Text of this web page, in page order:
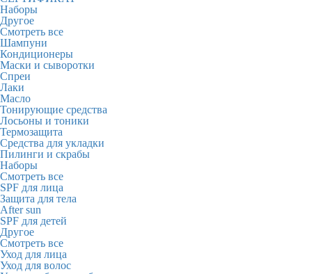
Наборы
Другое
Смотреть все
Шампуни
Кондиционеры
Маски и сыворотки
Спреи
Лаки
Масло
Тонирующие средства
Лосьоны и тоники
Термозащита
Средства для укладки
Пилинги и скрабы
Наборы
Смотреть все
SPF для лица
Защита для тела
After sun
SPF для детей
Другое
Смотреть все
Уход для лица
Уход для волос